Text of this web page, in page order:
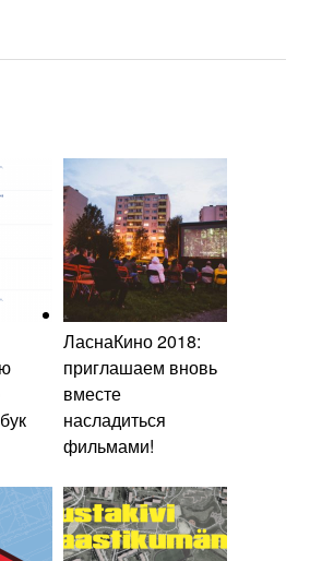
ЛаснаКино 2018:
приглашаем вновь
вместе
насладиться
фильмами!